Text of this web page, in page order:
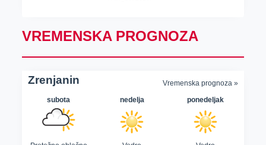
VREMENSKA PROGNOZA